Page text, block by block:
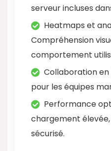
serveur incluses
Heatmaps et
Compréhension
comportement
Collaboration
pour les équipes
Performance
chargement
sécurisé.